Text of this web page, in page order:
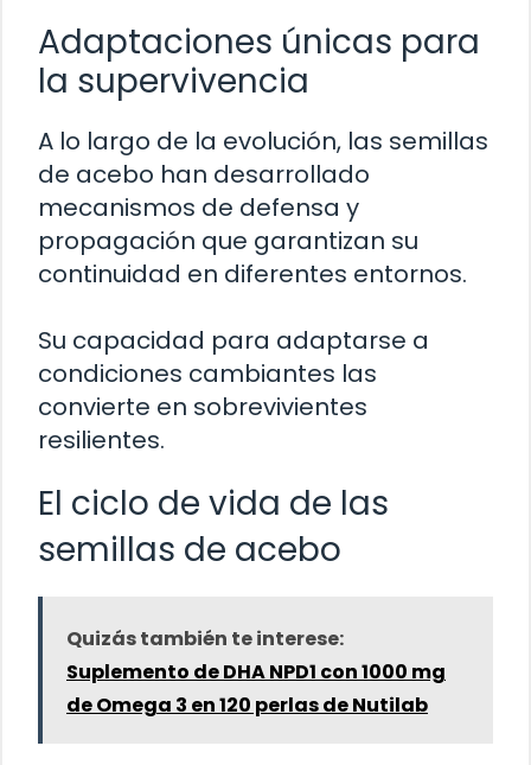
Adaptaciones únicas para
la supervivencia
A lo largo de la evolución, las semillas
de acebo han desarrollado
mecanismos de defensa y
propagación que garantizan su
continuidad en diferentes entornos.
Su capacidad para adaptarse a
condiciones cambiantes las
convierte en sobrevivientes
resilientes.
El ciclo de vida de las
semillas de acebo
Quizás también te interese:
Suplemento de DHA NPD1 con 1000 mg
de Omega 3 en 120 perlas de Nutilab